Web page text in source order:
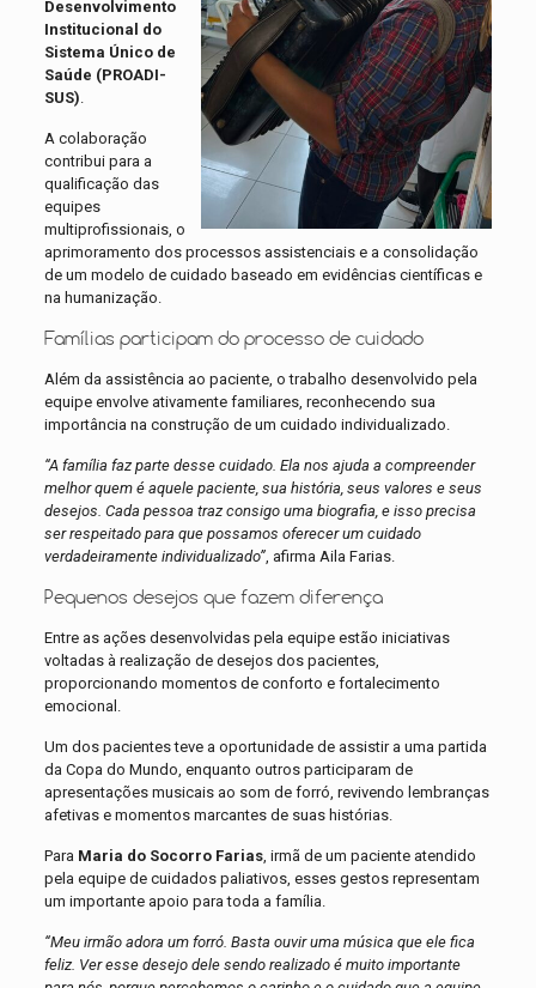
Desenvolvimento
Institucional do
Sistema Único de
Saúde (PROADI-
SUS)
A colaboração
contribui para a
qualificação das
equipes
multiprofissionais, o
aprimoramento dos processos assistenciais e a consolidação
de um modelo de cuidado baseado em evidências científicas e
na humanização.
Famílias participam do processo de cuidado
Além da assistência ao paciente, o trabalho desenvolvido pela
equipe envolve ativamente familiares, reconhecendo sua
importância na construção de um cuidado individualizado.
“A família faz parte desse cuidado. Ela nos ajuda a compreender
melhor quem é aquele paciente, sua história, seus valores e seus
desejos. Cada pessoa traz consigo uma biografia, e isso precisa
ser respeitado para que possamos oferecer um cuidado
verdadeiramente individualizado”, afirma Aila Farias.
Pequenos desejos que fazem diferença
Entre as ações desenvolvidas pela equipe estão iniciativas
voltadas à realização de desejos dos pacientes,
proporcionando momentos de conforto e fortalecimento
emocional.
Um dos pacientes teve a oportunidade de assistir a uma partida
da Copa do Mundo, enquanto outros participaram de
apresentações musicais ao som de forró, revivendo lembranças
afetivas e momentos marcantes de suas histórias.
Para Maria do Socorro Farias, irmã de um paciente atendido
pela equipe de cuidados paliativos, esses gestos representam
um importante apoio para toda a família.
“Meu irmão adora um forró. Basta ouvir uma música que ele fica
feliz. Ver esse desejo dele sendo realizado é muito importante